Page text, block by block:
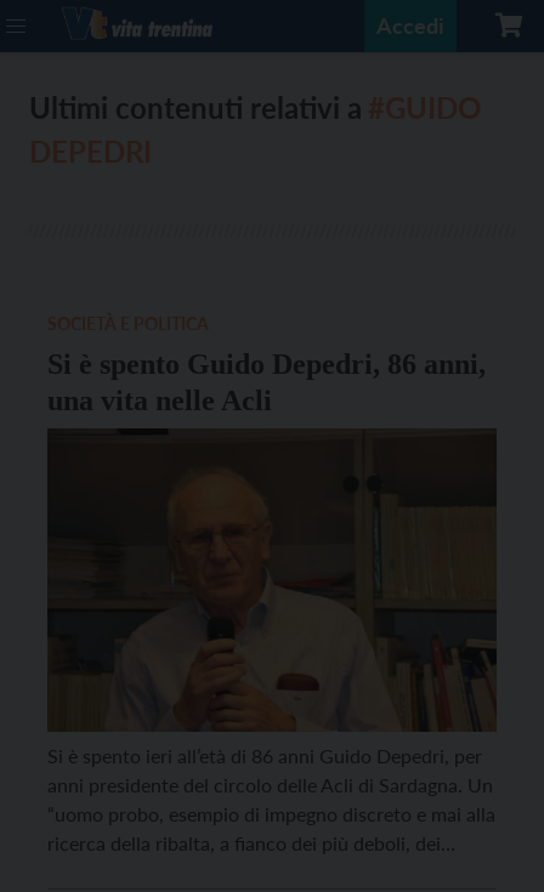
Accedi
Ultimi contenuti relativi a
Si è spento Guido Depedri, 86 anni,
una vita nelle Acli
Si è spento ieri all’età di 86 anni Guido Depedri, per
anni presidente del circolo delle Acli di Sardagna. Un
“uomo probo, esempio di impegno discreto e mai alla
ricerca della ribalta, a fianco dei più deboli, dei